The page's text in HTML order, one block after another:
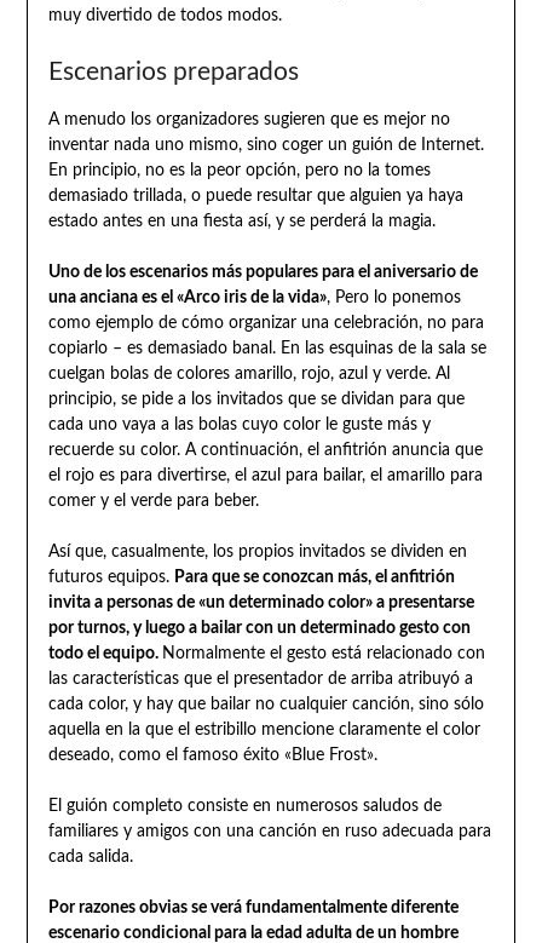
muy divertido de todos modos.
Escenarios preparados
A menudo los organizadores sugieren que es mejor no
inventar nada uno mismo, sino coger un guión de Internet.
En principio, no es la peor opción, pero no la tomes
demasiado trillada, o puede resultar que alguien ya haya
estado antes en una fiesta así, y se perderá la magia.
Uno de los escenarios más populares para el aniversario de
una anciana es el «Arco iris de la vida», Pero lo ponemos
como ejemplo de cómo organizar una celebración, no para
copiarlo – es demasiado banal. En las esquinas de la sala se
cuelgan bolas de colores amarillo, rojo, azul y verde. Al
principio, se pide a los invitados que se dividan para que
cada uno vaya a las bolas cuyo color le guste más y
recuerde su color. A continuación, el anfitrión anuncia que
el rojo es para divertirse, el azul para bailar, el amarillo para
comer y el verde para beber.
Así que, casualmente, los propios invitados se dividen en
futuros equipos. Para que se conozcan más, el anfitrión
invita a personas de «un determinado color» a presentarse
por turnos, y luego a bailar con un determinado gesto con
todo el equipo. Normalmente el gesto está relacionado con
las características que el presentador de arriba atribuyó a
cada color, y hay que bailar no cualquier canción, sino sólo
aquella en la que el estribillo mencione claramente el color
deseado, como el famoso éxito «Blue Frost».
El guión completo consiste en numerosos saludos de
familiares y amigos con una canción en ruso adecuada para
cada salida.
Por razones obvias se verá fundamentalmente diferente
escenario condicional para la edad adulta de un hombre